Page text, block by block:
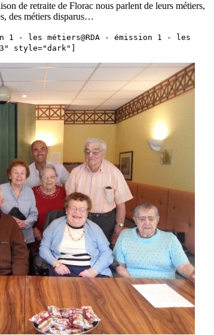
de retraite de Florac nous parlent de leurs métiers,
des métiers disparus…
1 - les métiers@RDA - émission 1 - les
style="dark"]